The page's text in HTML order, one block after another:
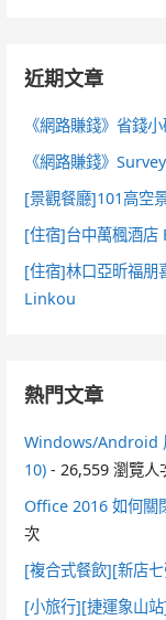
近期文章
《網路賺錢》省錢
《網路賺錢》
[景觀餐廳]101高空
[住宿]台中萬楓酒
[住宿]林口亞昕福
Linkou
熱門文章
Windows/Android
10) - 26,559 瀏覽人
Office 2016 如何關
次
[複合式餐飲][新店
[小旅行][捷運象山